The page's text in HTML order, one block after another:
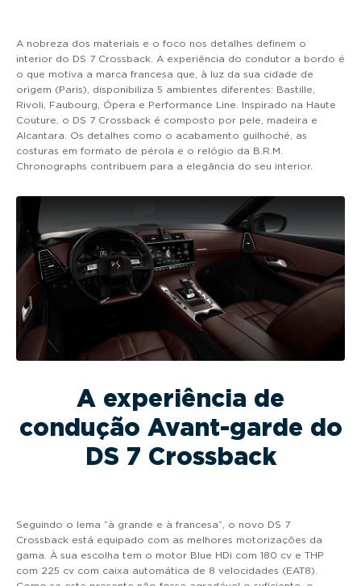
A nobreza dos materiais e o foco nos detalhes definem o
interior do DS 7 Crossback. A experiência do condutor a bordo é
o que motiva a marca francesa que, à luz da sua cidade de
origem (Paris), disponibiliza 5 ambientes diferentes: Bastille,
Rivoli, Faubourg, Ópera e Performance Line. Inspirado na Haute
Couture, o DS 7 Crossback é composto por pele, madeira e
Alcantara. Os detalhes como o acabamento guilhoché, as
costuras em formato de pérola e o relógio da B.R.M.
Chronographs contribuem para a elegância do seu interior.
A experiência de
condução Avant-garde do
DS 7 Crossback
Seguindo o lema “à grande e à francesa”, o novo DS 7
Crossback está equipado com as melhores motorizações da
gama. À sua escolha tem o motor Blue HDi com 180 cv e THP
com 225 cv com caixa automática de 8 velocidades (EAT8).